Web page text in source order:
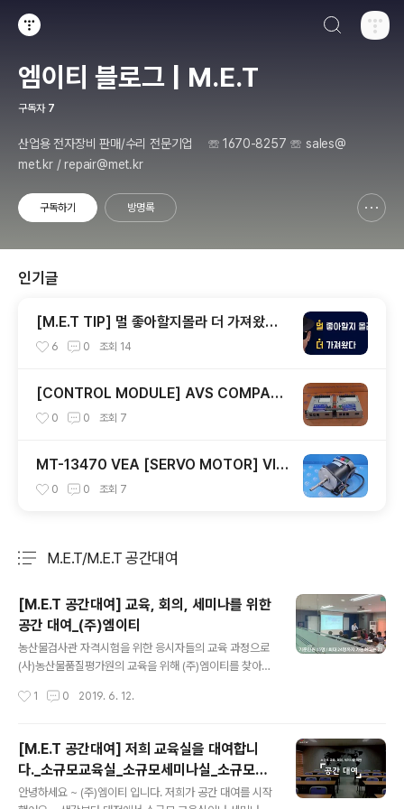
엠이티 블로그 | M.E.T
구독자 7
산업용 전자장비 판매/수리 전문기업 ☏ 1670-8257 ☏ sales@
met.kr / repair@met.kr
구독하기 방명록
인기글
[M.E.T TIP] 멀 좋아할지몰라 더 가져왔다 -
제 1탄 MITSUBISHI(미쓰비시) 서보편
6 0 조회 14
[CONTROL MODULE] AVS COMPAN
Y MTC-IV MTCIV / ㈜엠이티 눈깜짝1초
0 0 조회 7
MT-13470 VEA [SERVO MOTOR] VISI
ON AC MOTOR 220V/380V 60HZ 4P
0 0 조회 7
M.E.T/M.E.T 공간대여
[M.E.T 공간대여] 교육, 회의, 세미나를 위한
공간 대여_(주)엠이티
농산물검사관 자격시험을 위한 응시자들의 교육 과정으로
(사)농산물품질평가원의 교육을 위해 (주)엠이티를 찾아주
는 지리적 접근이 용이한 북대전IC 근처에 위치하고 있습
이트보드, 빔 프로젝트/스크린, PC, 냉 난방기, 인터넷/wif
i, 출입카드 등이 제공되며차/ 커피등을 이용하실 수 있는
아늑한 카페테리아까지 완비되어 있습니다.또한, 1분거리
에 구내식당이 있어 오전~오후까지 장시간의 교육도 가능
1 0 2019. 6. 12.
[M.E.T 공간대여] 저희 교육실을 대여합니
다._소규모교육실_소규모세미나실_소규모회
의실_(주)엠이티
안녕하세요 ~ (주)엠이티 입니다. 저희가 공간 대여를 시작